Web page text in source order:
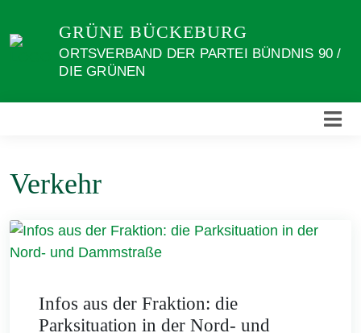
zum
GRÜNE BÜCKEBURG
ORTSVERBAND DER PARTEI BÜNDNIS 90 /
DIE GRÜNEN
Verkehr
Infos aus der Fraktion: die
Parksituation in der Nord- und